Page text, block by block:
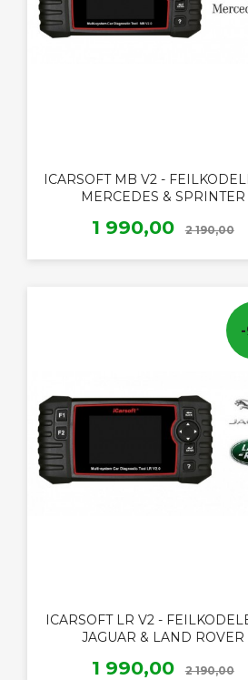
ICARSOFT MB V2 -
MERCEDES & SPRINTER
Tilbud
1 990,00 2 190,00
ICARSOFT LR V2 -
JAGUAR & LAND ROVER
Tilbud
1 990,00 2 190,00